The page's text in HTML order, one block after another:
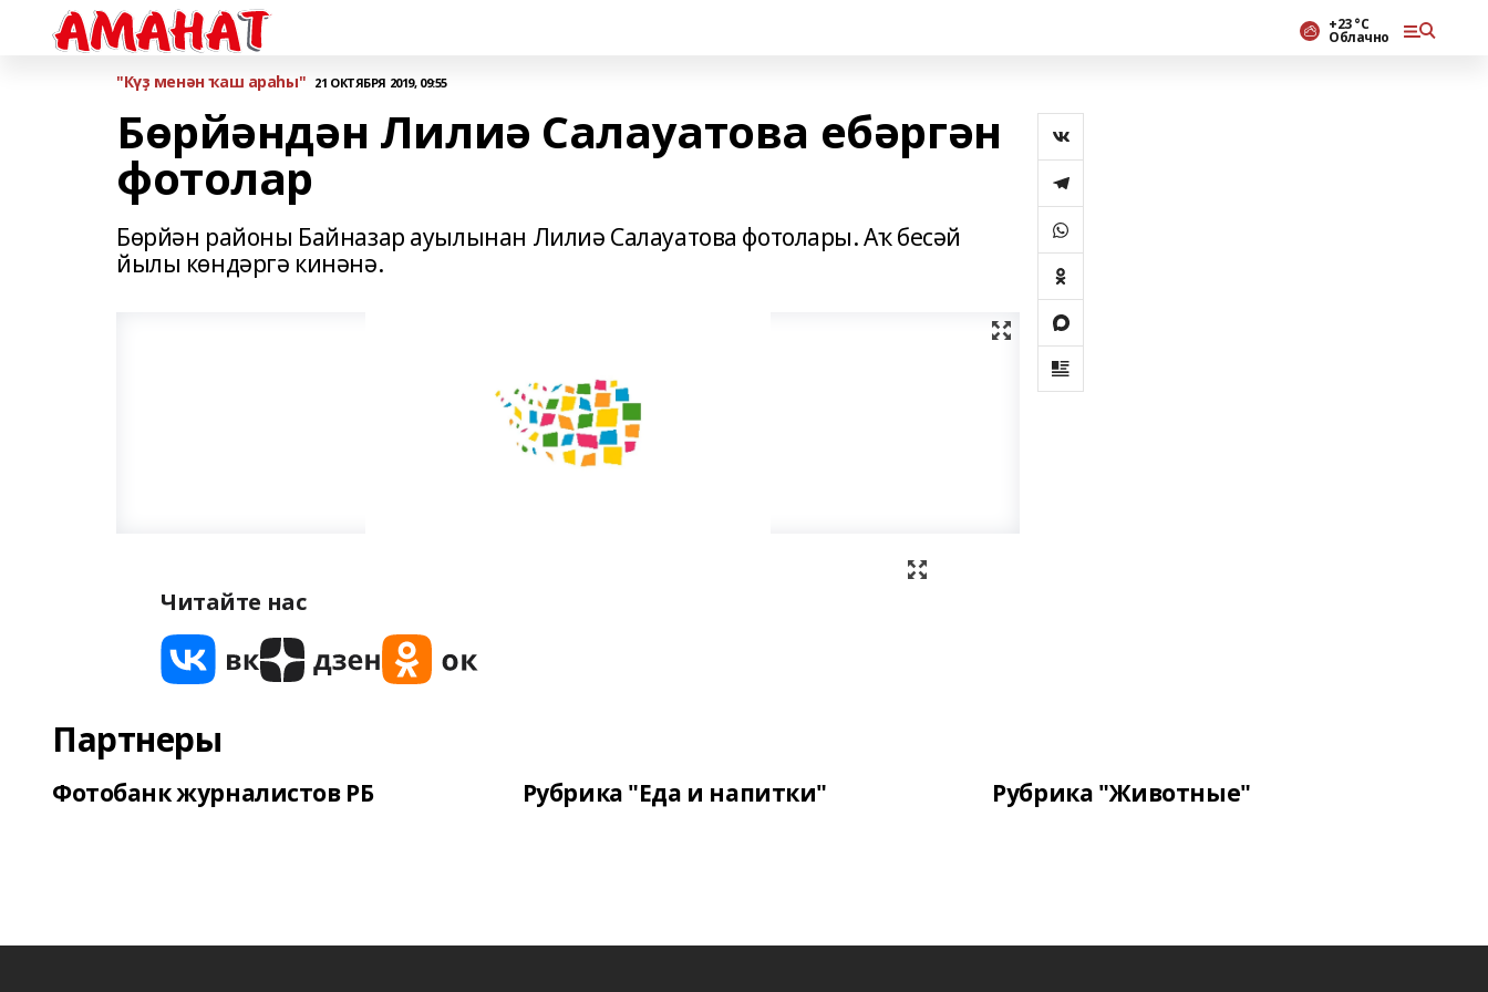
+23 °С
Облачно
"Күҙ менән ҡаш араһы" 21 ОКТЯБРЯ 2019, 09:55
Бөрйәндән Лилиә Салауатова ебәргән
фотолар
Бөрйән районы Байназар ауылынан Лилиә Салауатова фотолары. Аҡ бесәй
йылы көндәргә кинәнә.
Читайте нас
Партнеры
Фотобанк журналистов РБ Рубрика "Еда и напитки" Рубрика "Животные"